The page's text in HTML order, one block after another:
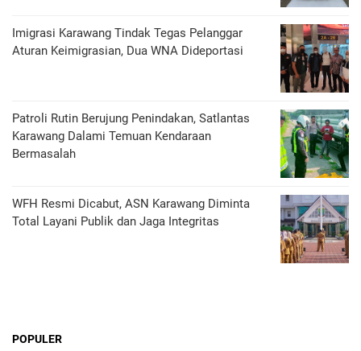
Imigrasi Karawang Tindak Tegas Pelanggar
Aturan Keimigrasian, Dua WNA Dideportasi
Patroli Rutin Berujung Penindakan, Satlantas
Karawang Dalami Temuan Kendaraan
Bermasalah
WFH Resmi Dicabut, ASN Karawang Diminta
Total Layani Publik dan Jaga Integritas
POPULER